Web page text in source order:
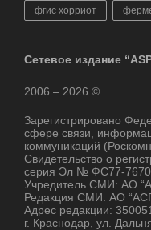
фгис хорриот
Сетевое издание
2006 – 2026 ©
Зарегистрировано
сфере связи,
коммуникаций
Свидетельство о
серия Эл № ФС77-
Учредитель СМИ: АО
Редакция СМИ: АО
Адрес редакции:
г. Краснодар, ул.